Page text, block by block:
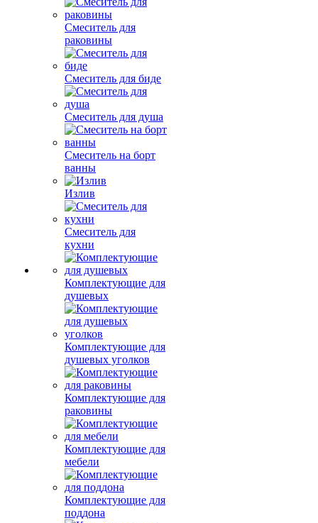
Смеситель для
раковины
Смеситель для биде
Смеситель для душа
Смеситель на борт
ванны
Излив
Смеситель для
кухни
Комплектующие для
душевых
Комплектующие для
душевых уголков
Комплектующие для
раковины
Комплектующие для
мебели
Комплектующие для
поддона